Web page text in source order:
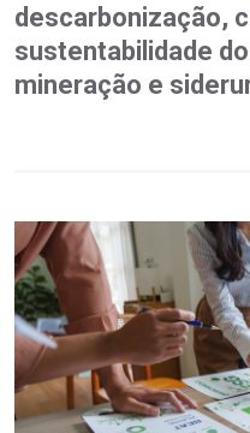
descarbonização,
sustentabilidade
mineração e